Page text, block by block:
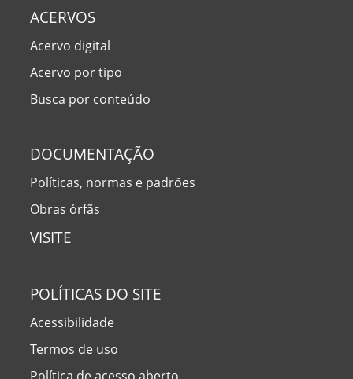
ACERVOS
Acervo digital
Acervo por tipo
Busca por conteúdo
DOCUMENTAÇÃO
Políticas, normas e padrões
Obras órfãs
VISITE
POLÍTICAS DO SITE
Acessibilidade
Termos de uso